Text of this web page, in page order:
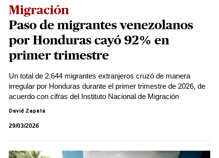
Migración
Paso de migrantes venezolanos
por Honduras cayó 92% en
primer trimestre
Un total de 2,644 migrantes extranjeros cruzó de manera
irregular por Honduras durante el primer trimestre de 2026, de
acuerdo con cifras del Instituto Nacional de Migración
David Zapata
29/03/2026